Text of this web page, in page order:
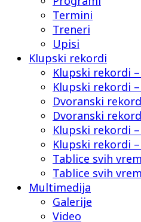
Termini
Treneri
Upisi
Klupski rekordi
Klupski rekordi
Klupski rekordi
Dvoranski
Dvoranski
Klupski rekordi
Klupski rekordi
Tablice svih
Tablice svih
Multimedija
Galerije
Video